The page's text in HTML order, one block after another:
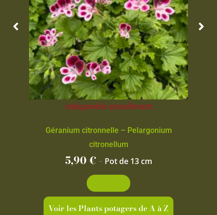
Indisponible actuellement
Géranium citronnelle – Pelargonium
citronellum
5,90€ - Pot de 13 cm
Voir les Plants potagers de A à Z